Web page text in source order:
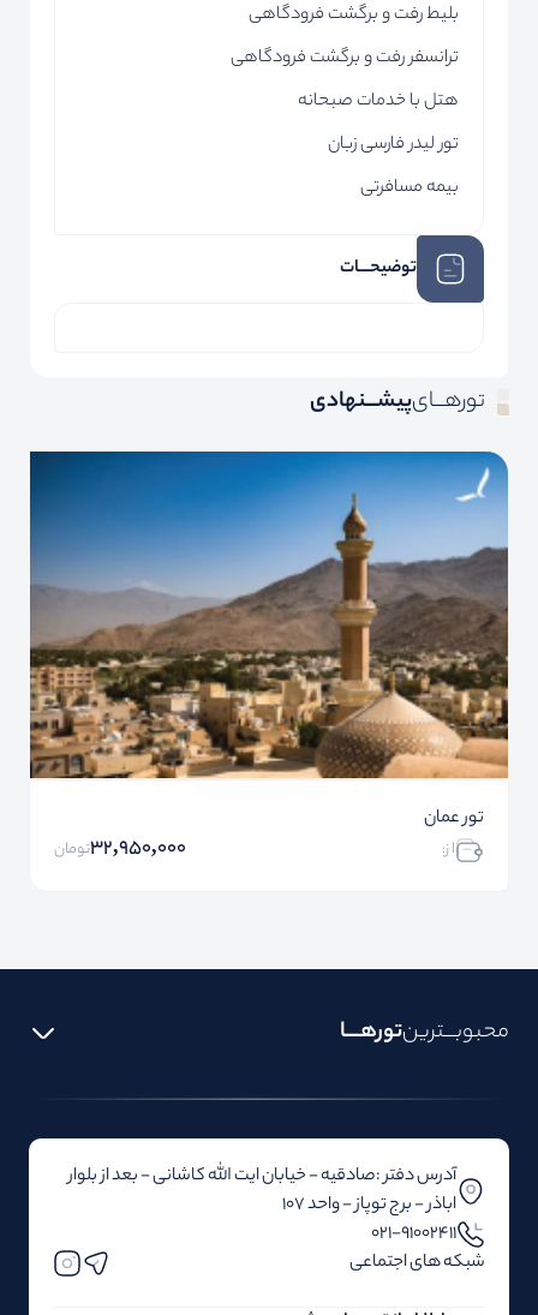
بلیط رفت و برگشت فرودگاهی
ترانسفر رفت و برگشت فرودگاهی
هتل با خدمات صبحانه
تور لیدر فارسی زبان
بیمه مسافرتی
توضیحـــات
تورهـــایپیشـــنهادی
تور عمان
ا ز: 32,950,000تومان
محبوبـــترینتورهــــا
آدرس دفتر :صادقیه - خیابان ایت الله کاشانی - بعد از بلوار‌‌
اباذر - برج توپاز - واحد 107
۰۲۱-91002411
شبکه های اجتماعی